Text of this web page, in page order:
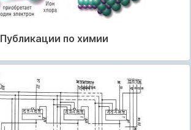
Публикации по химии